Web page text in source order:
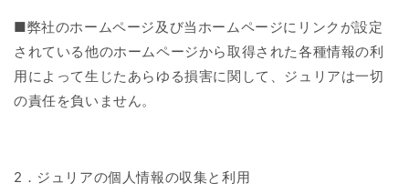
■弊社のホームページ及び当ホームページにリンクが設定
されている他のホームページから取得された各種情報の利
用によって生じたあらゆる損害に関して、ジュリアは一切
の責任を負いません。
2 ．ジュリアの個人情報の収集と利用